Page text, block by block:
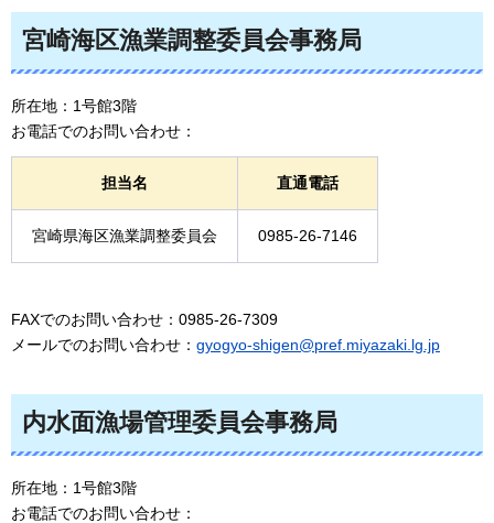
宮崎海区漁業調整委員会事務局
所在地：1号館3階
お電話でのお問い合わせ：
担当名 直通電話
宮崎県海区漁業調整委員会 0985-26-7146
FAXでのお問い合わせ：0985-26-7309
メールでのお問い合わせ： gyogyo-shigen@pref.miyazaki.lg.jp
内水面漁場管理委員会事務局
所在地：1号館3階
お電話でのお問い合わせ：